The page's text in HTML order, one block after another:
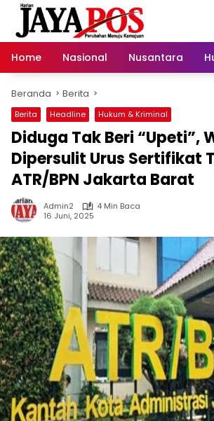
Langsung
konten
Home
Nasional Nusantara
Beranda Berita
Berita Headline Hukum & Kriminal
Diduga Tak Beri “Upeti”,
Dipersulit Urus Sertifikat
ATR/BPN Jakarta Barat
Admin2
4 Min Baca
16 Juni, 2025